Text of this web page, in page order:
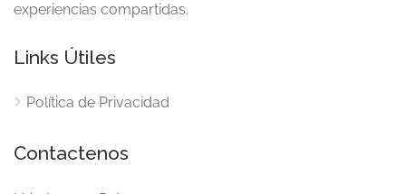
experiencias compartidas.
Links Útiles
Política de Privacidad
Contactenos